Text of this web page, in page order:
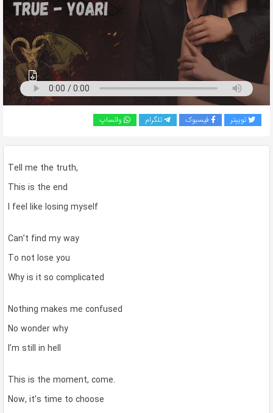
بگذارید.
توییتر فیسبوک تلگرام واتساپ
Tell me the truth,
This is the end
I feel like losing myself
Can’t find my way
To not lose you
Why is it so complicated
Nothing makes me confused
No wonder why
I’m still in hell
This is the moment, come.
Now, it’s time to choose